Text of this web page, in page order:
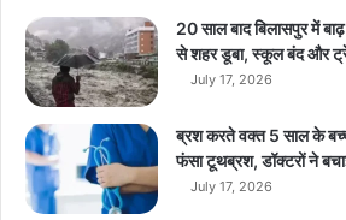
में
लॉ
न्च
…
20 साल बाद बिलासपुर में
से शहर डूबा, स्कूल बंद और
July 17, 2026
ब्रश करते वक्त 5 साल के
फंसा टूथब्रश, डॉक्टरों ने
July 17, 2026